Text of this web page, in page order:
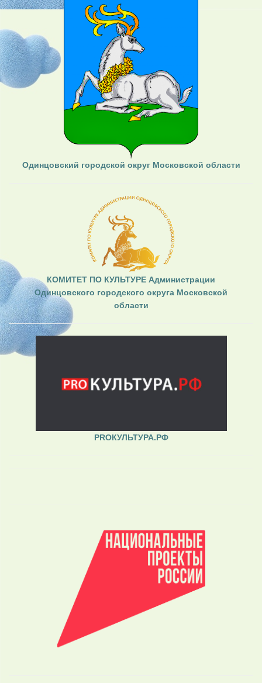
Одинцовский городской округ Московской области
КОМИТЕТ ПО КУЛЬТУРЕ Администрации
Одинцовского городского округа Московской
области
PROКУЛЬТУРА.РФ